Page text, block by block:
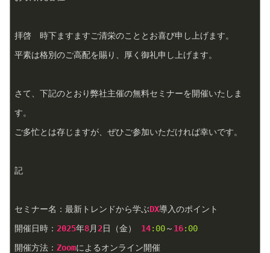
拝啓　時下ますますご清栄のこととお喜び申し上げます。
平素は格別のご高配を賜り、厚く御礼申し上げます。
さて、下記のとおり弊社主催の無料セミナーを開催いたしま
す。
ご多忙とは存じますが、ぜひご参加いただければ幸いです。
記
セミナー名：最新トレンドから学ぶDX導入のポイント
開催日時： 2025年8月 2日（金） 14:00～ 16:00
開催方法： Zoomによるオンライン開催